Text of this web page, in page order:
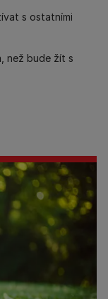
s ostatními
než bude žít s